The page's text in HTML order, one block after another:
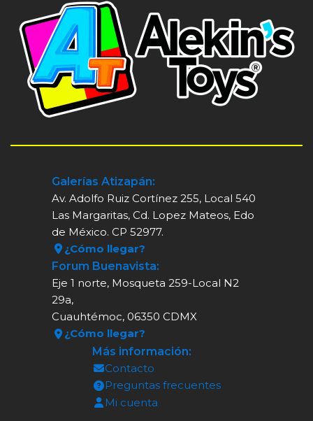
Galerías Atizapán:
Av. Adolfo Ruiz Cortínez 255, Local 540
Las Margaritas, Cd. Lopez Mateos, Edo
de México. CP 52977.
¿Cómo llegar?
Forum Buenavista:
Eje 1 norte, Mosqueta 259-Local N2
29a,
Cuauhtémoc, 06350 CDMX
¿Cómo llegar?
Más información:
Contacto
Preguntas frecuentes
Mi cuenta